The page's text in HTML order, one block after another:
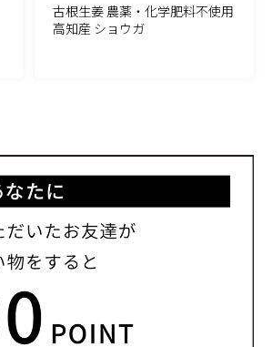
古根生姜 農薬・化学肥料不使用
高知産 ショウガ